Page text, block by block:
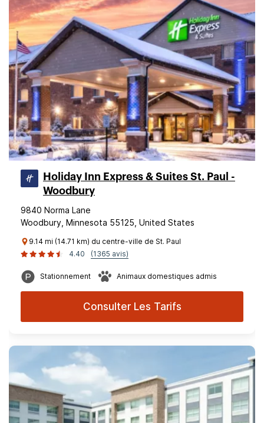
Holiday Inn Express & Suites St. Paul -
Woodbury
9840 Norma Lane
Woodbury, Minnesota 55125, United States
9.14 mi (14.71 km) du centre-ville de St. Paul
4.40
(1365 avis)
Stationnement Animaux domestiques admis
Consulter Les Tarifs